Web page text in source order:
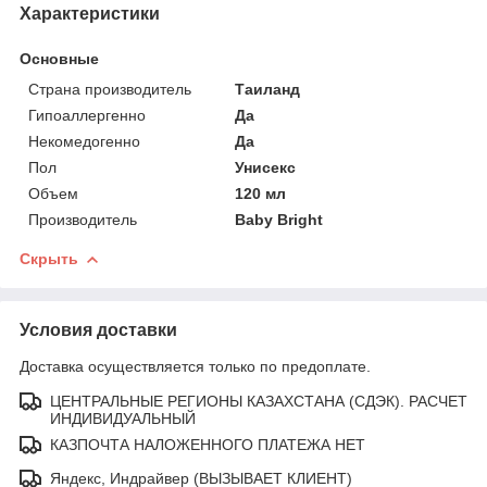
Характеристики
Основные
Страна производитель
Таиланд
Гипоаллергенно
Да
Некомедогенно
Да
Пол
Унисекс
Объем
120 мл
Производитель
Baby Bright
Скрыть
Условия доставки
Доставка осуществляется только по предоплате.
ЦЕНТРАЛЬНЫЕ РЕГИОНЫ КАЗАХСТАНА (СДЭК). РАСЧЕТ
ИНДИВИДУАЛЬНЫЙ
КАЗПОЧТА НАЛОЖЕННОГО ПЛАТЕЖА НЕТ
Яндекс, Индрайвер (ВЫЗЫВАЕТ КЛИЕНТ)